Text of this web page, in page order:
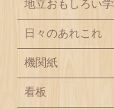
地立おもしろい
日々のあれこれ
機関紙
看板